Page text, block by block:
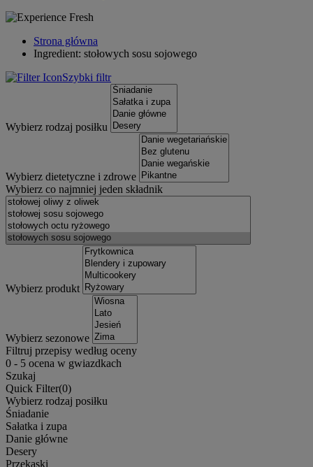
Strona główna
Ingredient: stołowych sosu sojowego
Szybki filtr
Wybierz rodzaj posiłku
Wybierz dietetyczne i zdrowe
Wybierz co najmniej jeden składnik
Wybierz produkt
Wybierz sezonowe
Filtruj przepisy według oceny
0 - 5 ocena w gwiazdkach
Szukaj
Quick Filter(0)
Wybierz rodzaj posiłku
Śniadanie
Sałatka i zupa
Danie główne
Desery
Przekąski